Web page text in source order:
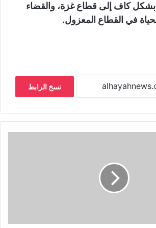
بشكل كاف إلى قطاع ‏غزة، والقضاء
في القطاع المعزول.‏
نسخ الرابط